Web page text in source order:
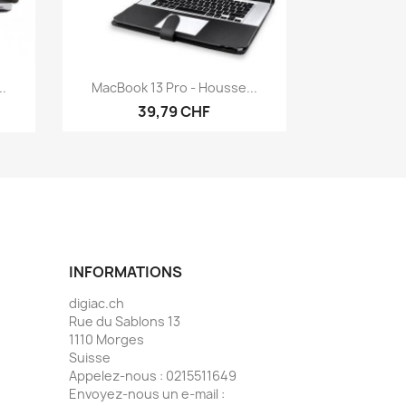
Aperçu rapide
MacBook 13 Pro - Housse...
39,79 CHF
INFORMATIONS
digiac.ch
Rue du Sablons 13
1110 Morges
Suisse
Appelez-nous : 0215511649
Envoyez-nous un e-mail :